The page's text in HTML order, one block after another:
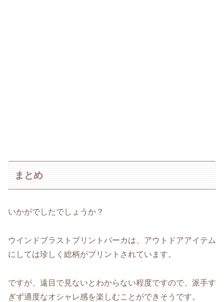
まとめ
いかがでしたでしょうか？
ウインドブラストプリントパーカは、アウトドアアイテム
にしては珍しく総柄がプリントされています。
ですが、遠目で見ないとわからない程度ですので、派手す
ぎず適度なオシャレ感を楽しむことができそうです。